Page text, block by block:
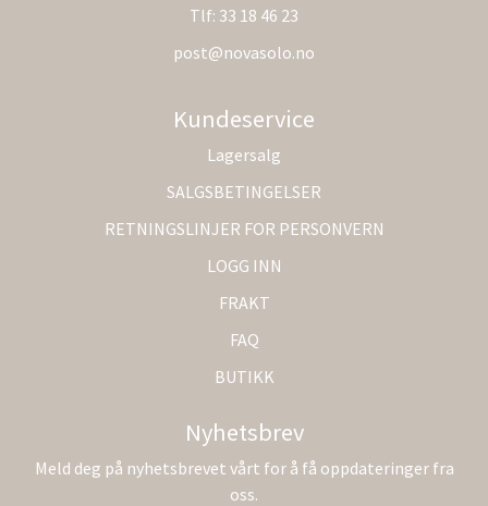
Tlf: 33 18 46 23
post@novasolo.no
Kundeservice
Lagersalg
SALGSBETINGELSER
RETNINGSLINJER FOR PERSONVERN
LOGG INN
FRAKT
FAQ
BUTIKK
Nyhetsbrev
Meld deg på nyhetsbrevet vårt for å få oppdateringer fra
oss.